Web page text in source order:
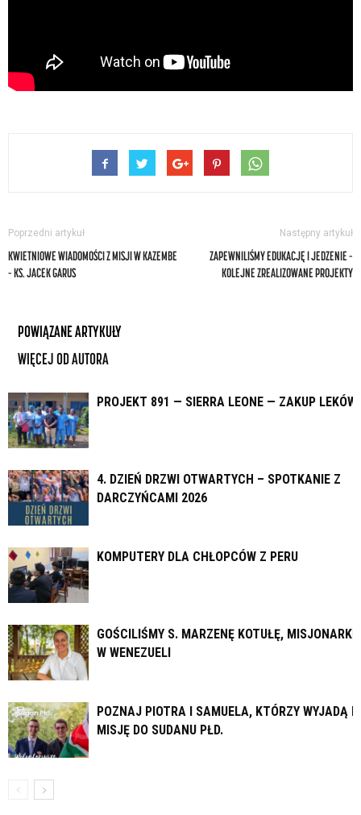
Poprzedni artykuł
KWIETNIOWE WIADOMOŚCI Z MISJI W KAZEMBE
– KS. JACEK GARUS
Następny artykuł
ZAPEWNILIŚMY EDUKACJĘ I JEDZENIE –
KOLEJNE ZREALIZOWANE PROJEKTY
POWIĄZANE ARTYKUŁY
WIĘCEJ OD AUTORA
PROJEKT 891 — SIERRA LEONE — ZAKUP LEKÓW
4. DZIEŃ DRZWI OTWARTYCH – SPOTKANIE Z
DARCZYŃCAMI 2026
KOMPUTERY DLA CHŁOPCÓW Z PERU
GOŚCILIŚMY S. MARZENĘ KOTUŁĘ, MISJONARKĘ
W WENEZUELI
POZNAJ PIOTRA I SAMUELA, KTÓRZY WYJADĄ
MISJĘ DO SUDANU PŁD.